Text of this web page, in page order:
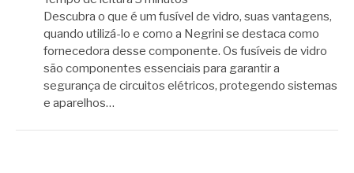
Descubra o que é um fusível de vidro, suas vantagens,
quando utilizá-lo e como a Negrini se destaca como
fornecedora desse componente. Os fusíveis de vidro
são componentes essenciais para garantir a
segurança de circuitos elétricos, protegendo sistemas
e aparelhos…